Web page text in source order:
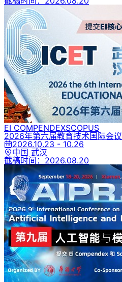
EI COMPENDEXSCOPUS
2026年第六届教育技术国际会议
2026.10.23 - 10.26
中国 武汉
截稿时间： 2026.08.20